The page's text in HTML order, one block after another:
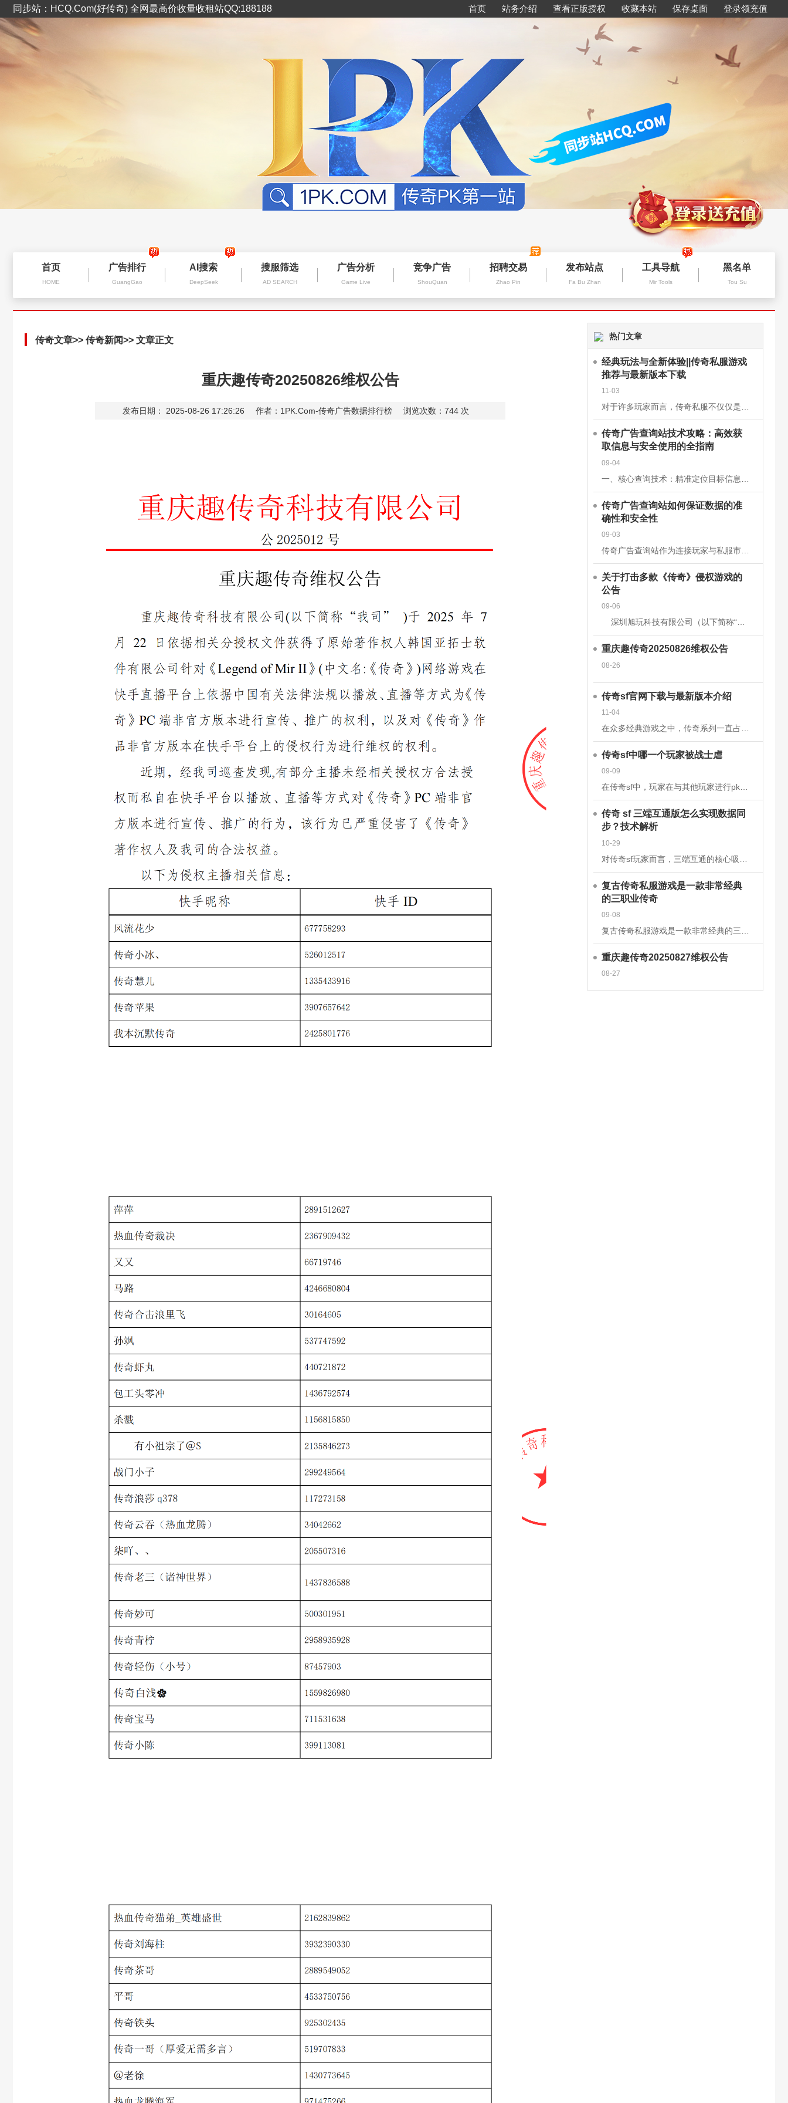
同步站：HCQ.Com(好传奇) 全网最高价收量收租站QQ:188188 首页 站务介绍 查看正版授权 收藏本站 保存桌面 登录领充值
首页
HOME
广告排行
GuangGao
AI搜索
DeepSeek
搜服筛选
AD SEARCH
广告分析
Game Live
竞争广告
ShouQuan
招聘交易
Zhao Pin
发布站点
Fa Bu Zhan
工具导航
Mir Tools
黑名单
Tou Su
传奇文章>> 传奇新闻>> 文章正文
重庆趣传奇20250826维权公告
发布日期： 2025-08-26 17:26:26 作者：1PK.Com-传奇广告数据排行榜 浏览次数： 744 次
热门文章
经典玩法与全新体验||传奇私服游戏
推荐与最新版本下载
11-03
对于许多玩家而言，传奇私服不仅仅是一款游戏，更是一段青春的回忆。它继承了经典《传奇》的核心玩法，保留了战士、法师、道士三大职业的经典设定，同时在画面、操作和系统上进行了优化升级，让老玩家找回曾经的激情
传奇广告查询站技术攻略：高效获
取信息与安全使用的全指南
09-04
传奇广告查询站如何保证数据的准
确性和安全性
09-03
关于打击多款《传奇》侵权游戏的
公告
09-06
深圳旭玩科技有限公司（以下简称“我司”）依据相关转授权文件获得原始著作权人韩国亚拓士软件有限公司针对《LegendofMirII》（中文名：《传奇》）网
重庆趣传奇20250826维权公告
08-26
传奇sf官网下载与最新版本介绍
11-04
传奇sf中哪一个玩家被战士虐
09-09
在传奇sf中，玩家在与其他玩家进行pk时，有时会被对方的技能击中，也有时会被对方战士击杀。虽然战士在游戏前期，在技能上没有法师给力，但是战士有绝对的优势，特别是战士的防御和血量，完全可以抵挡住对方的伤
传奇 sf 三端互通版怎么实现数据同
步？技术解析
10-29
复古传奇私服游戏是一款非常经典
的三职业传奇
09-08
重庆趣传奇20250827维权公告
08-27